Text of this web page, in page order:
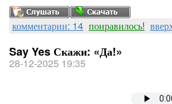
комментарии: 14 понравилось!
Say Yes Скажи: «Да!»
28-12-2025 19:35